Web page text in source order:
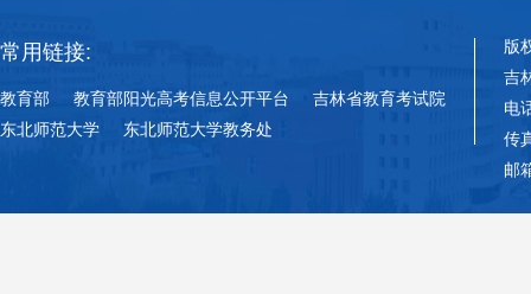
常用链接:
教育部 教育部阳光高考信息公开平台
吉林省教育考试院
东北师范大学
东北师范大学教务处
版
吉
电
传
邮